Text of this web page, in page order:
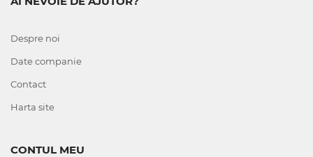
Despre noi
Date companie
Contact
Harta site
CONTUL MEU